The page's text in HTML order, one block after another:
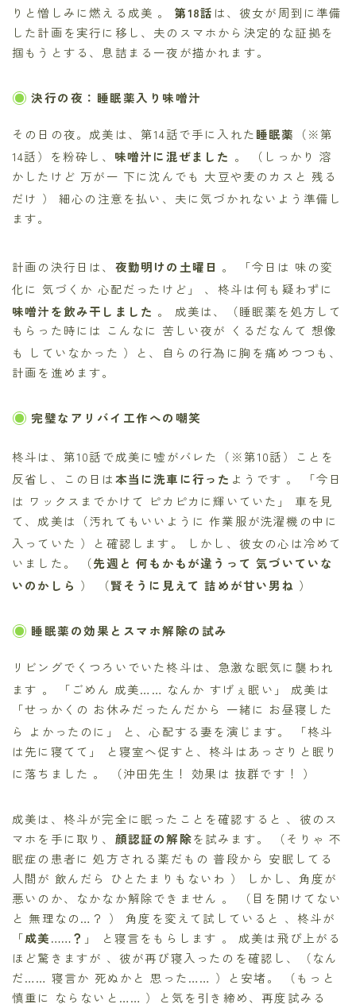
りと憎しみに燃える成美 。 第18話 は、彼女が周到に準備
した計画を実行に移し、夫のスマホから決定的な証拠を
掴もうとする、息詰まる一夜が描かれます。
決行の夜：睡眠薬入り味噌汁
その日の夜。成美は、第14話で手に入れた睡眠薬
（※第
14話）
を粉砕し、 味噌汁に混ぜました 。 （しっかり 溶
かしたけど 万が一 下に沈んでも 大豆や麦のカスと 残る
だけ ） 細心の注意を払い、夫に気づかれないよう準備し
ます。
計画の決行日は、 夜勤明けの土曜日 。 「今日は 味の変
化に 気づくか 心配だったけど」 、柊斗は何も疑わずに
味噌汁を飲み干しました 。 成美は、（睡眠薬を処方して
もらった時には こんなに 苦しい夜が くるだなんて 想像
も していなかった ）と、自らの行為に胸を痛めつつも、
計画を進めます。
完璧なアリバイ工作への嘲笑
柊斗は、第10話で成美に嘘がバレた（※第10話）
ことを
反省し、この日は本当に洗車に行った ようです 。 「今日
は ワックスまでかけて ピカピカに輝いていた」 車を見
て、成美は（汚れてもいいように 作業服が洗濯機の中に
入っていた ）と確認します。 しかし、彼女の心は冷めて
いました。 （先週と 何もかもが違うって 気づいていな
いのかしら ） （賢そうに見えて 詰めが甘い男ね ）
睡眠薬の効果とスマホ解除の試み
リビングでくつろいでいた柊斗は、急激な眠気に襲われ
ます 。 「ごめん 成美…… なんか すげぇ眠い」 成美は
「せっかくの お休みだったんだから 一緒に お昼寝した
ら よかったのに」
と、心配する妻を演じます。 「柊斗
は先に寝てて」 と寝室へ促すと、柊斗はあっさりと眠り
に落ちました 。 （沖田先生！ 効果は 抜群です！ ）
成美は、柊斗が完全に眠ったことを確認すると 、彼のス
マホを手に取り、 顔認証の解除を試みます。 （そりゃ 不
眠症の患者に 処方される薬だもの 普段から 安眠してる
人間が 飲んだら ひとたまりもないわ ） しかし、角度が
悪いのか、なかなか解除できません 。 （目を開けてない
と 無理なの…？ ） 角度を変えて試していると 、柊斗が
「成美……？ 」 と寝言をもらします 。 成美は飛び上がる
ほど驚きますが 、彼が再び寝入ったのを確認し、（なん
だ…… 寝言か 死ぬかと 思った…… ）と安堵。 （もっと
慎重に ならないと…… ）と気を引き締め、再度試みる